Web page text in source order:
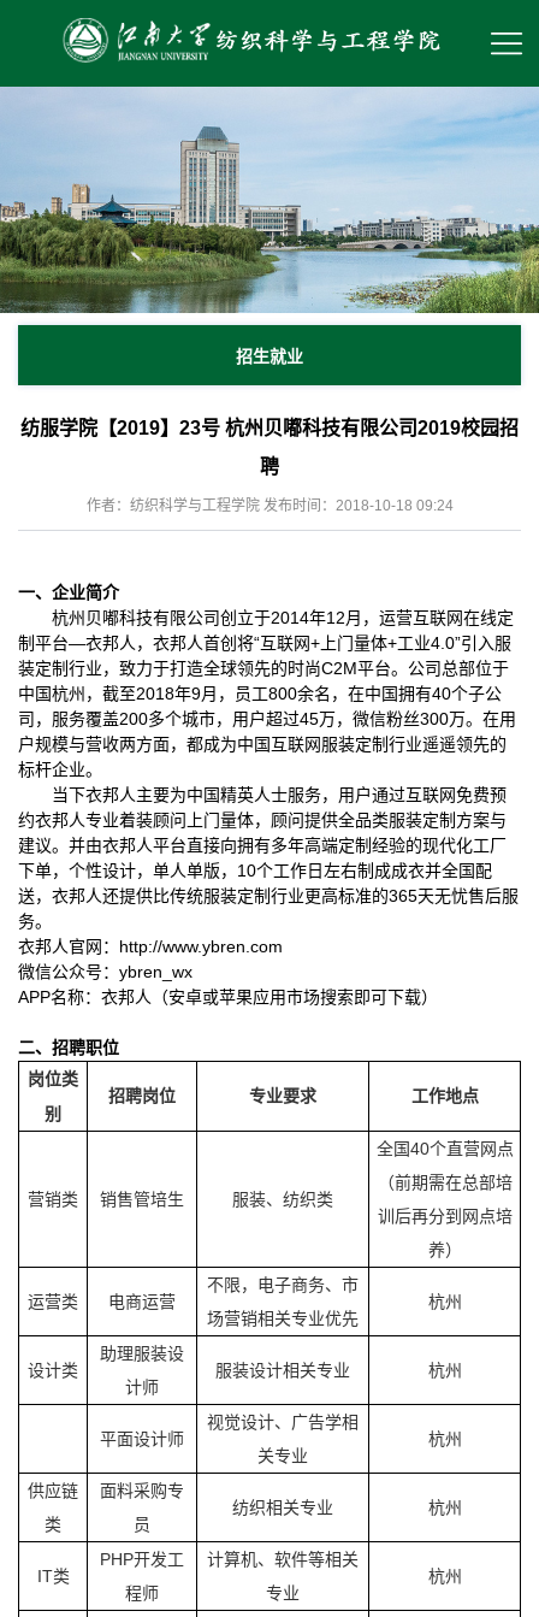
招生就业
纺服学院【2019】23号 杭州贝嘟科技有限公司2019校园招
聘
作者：纺织科学与工程学院 发布时间：2018-10-18 09:24
一、 企业简介
杭州贝嘟科技有限公司创立于2014年12月，运营互联网在线定
制平台—衣邦人，衣邦人首创将“互联网+上门量体+工业4.0”引入服
装定制行业，致力于打造全球领先的时尚C2M平台。公司总部位于
中国杭州，截至2018年9月，员工800余名，在中国拥有40个子公
司，服务覆盖200多个城市，用户超过45万，微信粉丝300万。在用
户规模与营收两方面，都成为中国互联网服装定制行业遥遥领先的
标杆企业。
当下衣邦人主要为中国精英人士服务，用户通过互联网免费预
约衣邦人专业着装顾问上门量体，顾问提供全品类服装定制方案与
建议。并由衣邦人平台直接向拥有多年高端定制经验的现代化工厂
下单，个性设计，单人单版， 10个工作日左右制成成衣并全国配
送，衣邦人还提供比传统服装定制行业更高标准的365天无忧售后服
务。
衣邦人官网： http://www.ybren.com
微信公众号： ybren_wx
APP名称：衣邦人（安卓或苹果应用市场搜索即可下载）
二、 招聘职位
岗位类
别
招聘岗位 专业要求 工作地点
营销类 销售管培生 服装、纺织类
全国40个直营网点
（前期需在总部培
训后再分到网点培
养）
运营类 电商运营
不限，电子商务、市
场营销相关专业优先
杭州
设计类
助理服装设
计师
服装设计相关专业 杭州
平面设计师
视觉设计、广告学相
关专业
杭州
供应链
类
面料采购专
员
纺织相关专业 杭州
IT类
PHP开发工
程师
计算机、软件等相关
专业
杭州